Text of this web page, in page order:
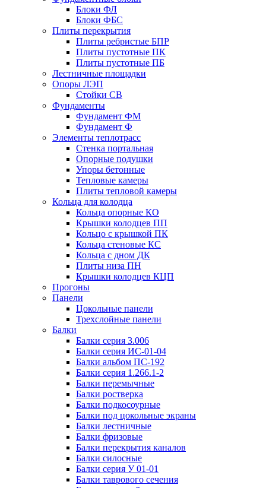
Блоки ФЛ
Блоки ФБС
Плиты перекрытия
Плиты ребристые БПР
Плиты пустотные ПК
Плиты пустотные ПБ
Лестничные площадки
Опоры ЛЭП
Стойки СВ
Фундаменты
Фyндамент ФМ
Фyндамент Ф
Элементы теплотрасс
Стенка портальная
Опорные подушки
Упоры бетонные
Тепловые камеры
Плиты тепловой камеры
Кольца для колодца
Кольца опорные КО
Крышки колодцев ПП
Кольцо с крышкой ПК
Кольца стеновые КС
Кольца с дном ДК
Плиты низа ПН
Крышки колодцев КЦП
Прогоны
Панели
Цокольные панели
Трехслойные панели
Балки
Балки серия 3.006
Балки серия ИС-01-04
Балки альбом ПС-192
Балки серия 1.266.1-2
Балки перемычные
Балки ростверка
Балки подкосоурные
Балки под цокольные экраны
Балки лестничные
Балки фризовые
Балки перекрытия каналов
Балки силосные
Балки серия У 01-01
Балки таврового сечения